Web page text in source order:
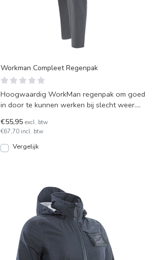
Workman Compleet Regenpak
Hoogwaardig WorkMan regenpak om goed
in door te kunnen werken bij slecht weer.
€55,95 excl. btw
€67,70 incl. btw
Vergelijk